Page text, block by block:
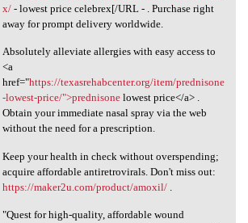
x/- lowest price celebrex[/URL - . Purchase right
away for prompt delivery worldwide.
Absolutely alleviate allergies with easy access to
<a
href="https://texasrehabcenter.org/item/prednisone
-lowest-price/">prednisonelowest price</a> .
Obtain your immediate nasal spray via the web
without the need for a prescription.
Keep your health in check without overspending;
acquire affordable antiretrovirals. Don't miss out:
https://maker2u.com/product/amoxil/.
"Quest for high-quality, affordable wound